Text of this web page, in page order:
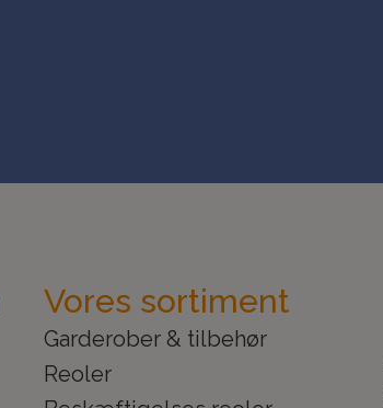
Vores sortiment
Garderober & tilbehør
Reoler